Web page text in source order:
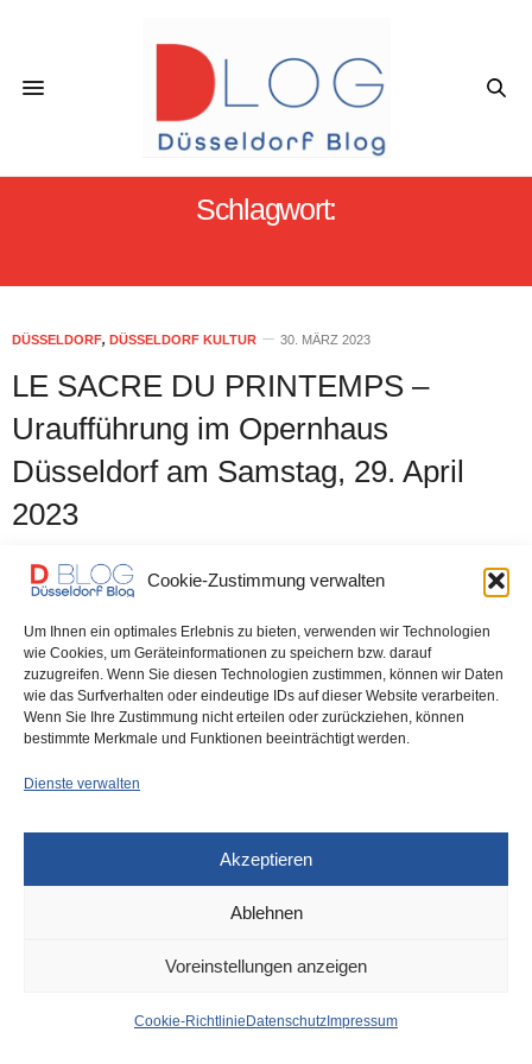
Cookie-Zustimmung verwalten
Um Ihnen ein optimales Erlebnis zu bieten, verwenden wir Technologien
wie Cookies, um Geräteinformationen zu speichern bzw. darauf
zuzugreifen. Wenn Sie diesen Technologien zustimmen, können wir Daten
wie das Surfverhalten oder eindeutige IDs auf dieser Website verarbeiten.
Wenn Sie Ihre Zustimmung nicht erteilen oder zurückziehen, können
bestimmte Merkmale und Funktionen beeinträchtigt werden.
Dienste verwalten
Akzeptieren
Ablehnen
Voreinstellungen anzeigen
Cookie-Richtlinie Datenschutz Impressum
Schlagwort:
DÜSSELDORF, DÜSSELDORF KULTUR 30. MÄRZ 2023
LE SACRE DU PRINTEMPS –
Uraufführung im Opernhaus
Düsseldorf am Samstag, 29. April
2023
Vor ziemlich genau 110 Jahren stellte Vaslav Nijinsky zu einer
neuen Komposition von Igor Stravinsky…
0 SHARES
IMPRESSUM